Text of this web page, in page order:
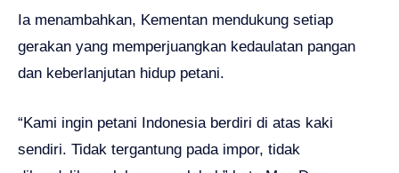
Ia menambahkan, Kementan mendukung setiap
gerakan yang memperjuangkan kedaulatan pangan
dan keberlanjutan hidup petani.
“Kami ingin petani Indonesia berdiri di atas kaki
sendiri. Tidak tergantung pada impor, tidak